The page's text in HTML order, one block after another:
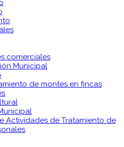
comerciales
Municipal
de montes en fincas
Actividades de Tratamiento de